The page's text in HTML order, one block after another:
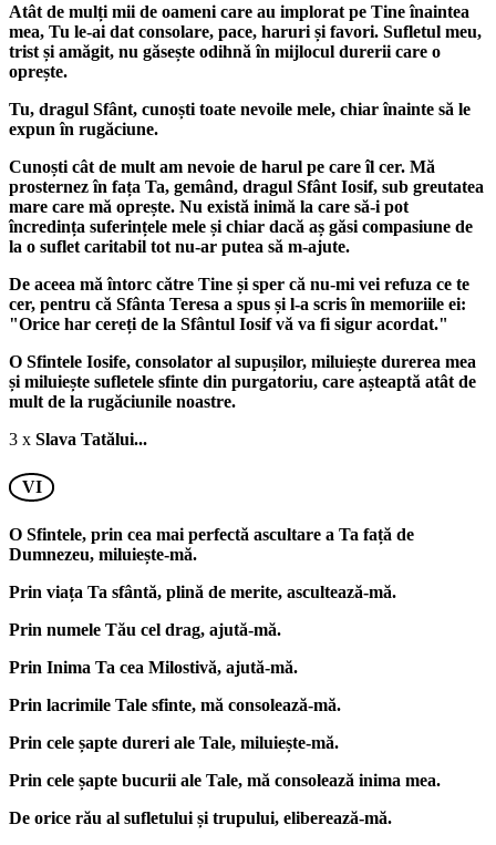
Atât de mulți mii de oameni care au implorat pe Tine înaintea
mea, Tu le-ai dat consolare, pace, haruri și favori. Sufletul meu,
trist și amăgit, nu găsește odihnă în mijlocul durerii care o
oprește.
Tu, dragul Sfânt, cunoști toate nevoile mele, chiar înainte să le
expun în rugăciune.
Cunoști cât de mult am nevoie de harul pe care îl cer. Mă
prosternez în fața Ta, gemând, dragul Sfânt Iosif, sub greutatea
mare care mă oprește. Nu există inimă la care să-i pot
încredința suferințele mele și chiar dacă aș găsi compasiune de
la o suflet caritabil tot nu-ar putea să m-ajute.
De aceea mă întorc către Tine și sper că nu-mi vei refuza ce te
cer, pentru că Sfânta Teresa a spus și l-a scris în memoriile ei:
"Orice har cereți de la Sfântul Iosif vă va fi sigur acordat."
O Sfintele Iosife, consolator al supușilor, miluiește durerea mea
și miluiește sufletele sfinte din purgatoriu, care așteaptă atât de
mult de la rugăciunile noastre.
3 x Slava Tatălui...
VI
O Sfintele, prin cea mai perfectă ascultare a Ta față de
Dumnezeu, miluiește-mă.
Prin viața Ta sfântă, plină de merite, ascultează-mă.
Prin numele Tău cel drag, ajută-mă.
Prin Inima Ta cea Milostivă, ajută-mă.
Prin lacrimile Tale sfinte, mă consolează-mă.
Prin cele șapte dureri ale Tale, miluiește-mă.
Prin cele șapte bucurii ale Tale, mă consolează inima mea.
De orice rău al sufletului și trupului, eliberează-mă.